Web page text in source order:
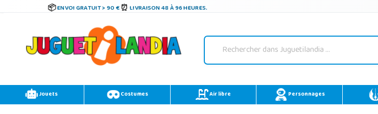
ENVOI GRATUIT > 90 € LIVRAISON 48 À 96 HEURES.
Jouets Costumes Air libre Personnages